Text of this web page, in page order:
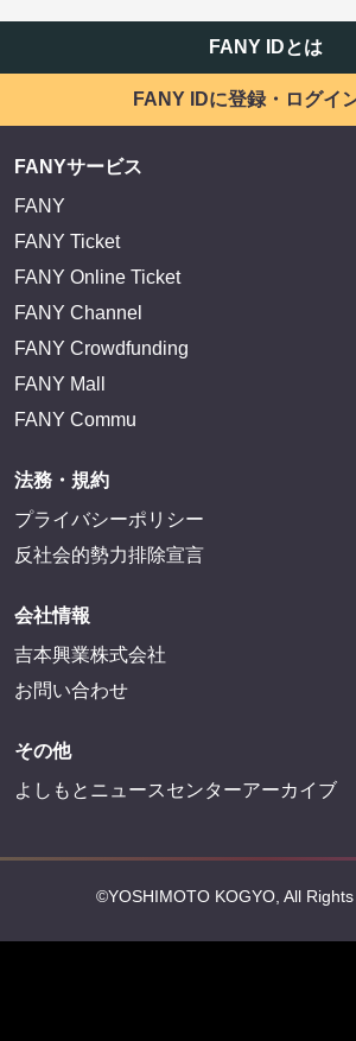
FANY IDとは
FANY IDに登録・ログイ
FANYサービス
FANY
FANY Ticket
FANY Online Ticket
FANY Channel
FANY Crowdfunding
FANY Mall
FANY Commu
法務・規約
プライバシーポリシー
反社会的勢力排除宣言
会社情報
吉本興業株式会社
お問い合わせ
その他
よしもとニュースセンターアーカイブ
©YOSHIMOTO KOGYO, All Rights